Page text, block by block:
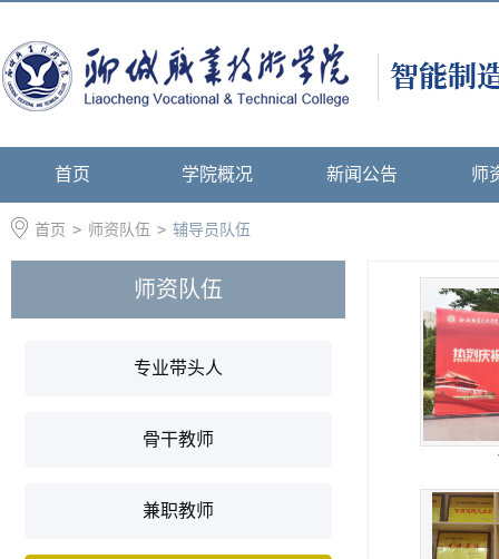
首页 学院概况 新闻公告 师
首页 > 师资队伍 > 辅导员队伍
师资队伍
专业带头人
骨干教师
兼职教师